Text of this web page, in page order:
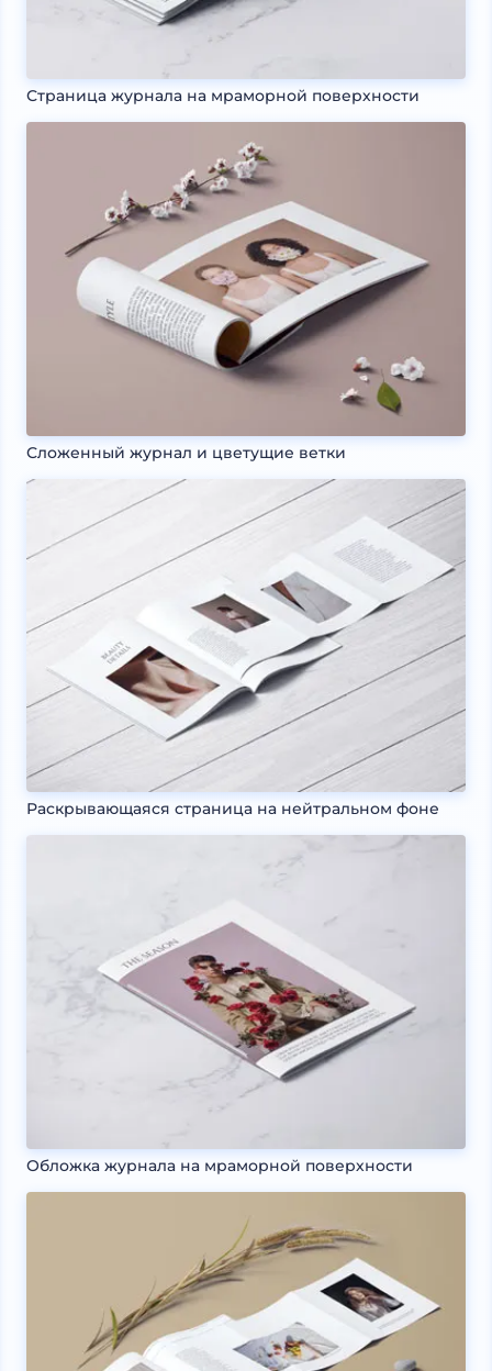
Страница журнала на мраморной поверхности
Сложенный журнал и цветущие ветки
Раскрывающаяся страница на нейтральном фоне
Обложка журнала на мраморной поверхности